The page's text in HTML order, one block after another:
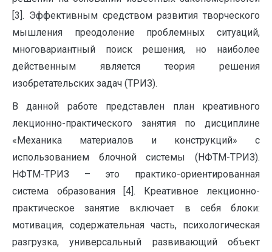
[3]. Эффективным средством развития творческого
мышления преодоление проблемных ситуаций,
многовариантный поиск решения, но наиболее
действенным является теория решения
изобретательских задач (ТРИЗ).
В данной работе представлен план креативного
лекционно-практического занятия по дисциплине
«Механика материалов и конструкций» с
использованием блочной системы (НФТМ-ТРИЗ).
НФТМ-ТРИЗ – это практико-ориентированная
система образования [4]. Креативное лекционно-
практическое занятие включает в себя блоки:
мотивация, содержательная часть, психологическая
разгрузка, универсальный развивающий объект